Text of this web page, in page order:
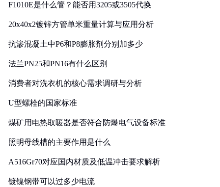
F1010E是什么管？能否用3205或3505代换
20x40x2镀锌方管单米重量计算与应用分析
抗渗混凝土中P6和P8膨胀剂分别加多少
法兰PN25和PN16有什么区别
消费者对洗衣机的核心需求调研与分析
U型螺栓的国家标准
煤矿用电热取暖器是否符合防爆电气设备标准
照明母线槽的主要作用是什么
A516Gr70对应国内材质及低温冲击要求解析
镀镍钢带可以过多少电流